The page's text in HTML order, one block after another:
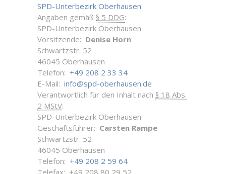
SPD-Unterbezirk Oberhausen
Angaben gemäß § 5 DDG:
SPD-Unterbezirk Oberhausen
Vorsitzende: Denise Horn
Schwartzstr. 52
46045 Oberhausen
Telefon: +49 208 2 33 34
E-Mail: info@spd-oberhausen.de
Verantwortlich für den Inhalt nach § 18 Abs.
2 MStV:
SPD-Unterbezirk Oberhausen
Geschäftsführer: Carsten Rampe
Schwartzstr. 52
46045 Oberhausen
Telefon: +49 208 2 59 64
Telefax: +49 208 80 29 52